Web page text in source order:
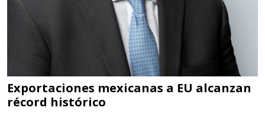
HERRAMIENTAS DE TORQUE
TORQUE CONTROLADO,
MECANICOS, ELECTRONICOS,
DIGITALES, MULTIPLICADORES,
PARA PUNTAS,
Exportaciones mexicanas a EU alcanzan
récord histórico